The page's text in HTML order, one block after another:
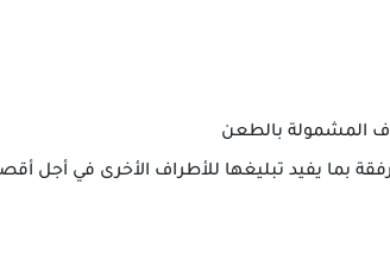
المشمولة بالطعن
بما يفيد تبليغها للأطراف الأخرى في أجل